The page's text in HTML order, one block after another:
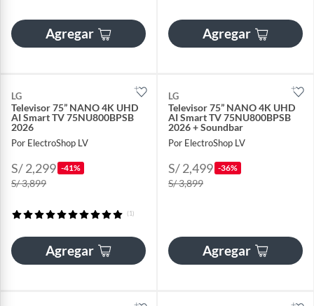
Agregar Agregar
LG
Televisor 75” NANO 4K UHD
AI Smart TV 75NU800BPSB
2026
Por ElectroShop LV
S/ 2,299 -41%
S/ 3,899
(1)
Agregar
LG
Televisor 75” NANO 4K UHD
AI Smart TV 75NU800BPSB
2026 + Soundbar
Por ElectroShop LV
S/ 2,499 -36%
S/ 3,899
Agregar